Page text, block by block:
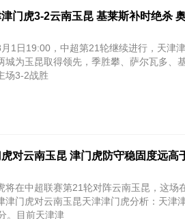
门虎3-2云南玉昆 基莱斯补时绝杀
1日19:00，中超第21轮继续进行，天津
城为玉昆取得领先，季胜攀、萨尔瓦多、
场3-2战胜
对云南玉昆 津门虎防守稳固度远高
将在中超联赛第21轮对阵云南玉昆，这
津门虎对云南玉昆天津津门虎分析：天津
。目前天津津